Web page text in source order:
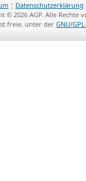
¦ Datenschutzerklärung
© 2026 AGP. Alle Rechte
freie, unter derGNU/